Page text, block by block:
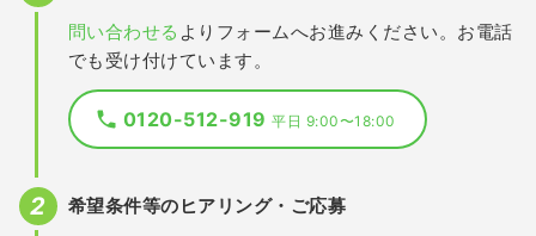
問い合わせる よりフォームへお進みください。お電話
でも受け付けています。
0120-512-919平日 9:00〜18:00
希望条件等のヒアリング・ご応募